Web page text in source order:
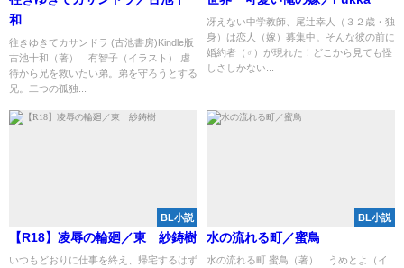
和
往きゆきてカサンドラ (古池書房)Kindle版
古池十和（著） 有智子（イラスト） 虐
待から兄を救いたい弟。弟を守ろうとする
兄。二つの孤独...
冴えない中学教師、尾辻幸人（３２歳・独
身）は恋人（嫁）募集中。そんな彼の前に
婚約者（♂）が現れた！どこから見ても怪
しさしかない...
BL小説
【R18】凌辱の輪廻／東 紗鋳樹
いつもどおりに仕事を終え、帰宅するはず
BL小説
水の流れる町／蜜鳥
水の流れる町 蜜鳥（著） うめとよ（イ